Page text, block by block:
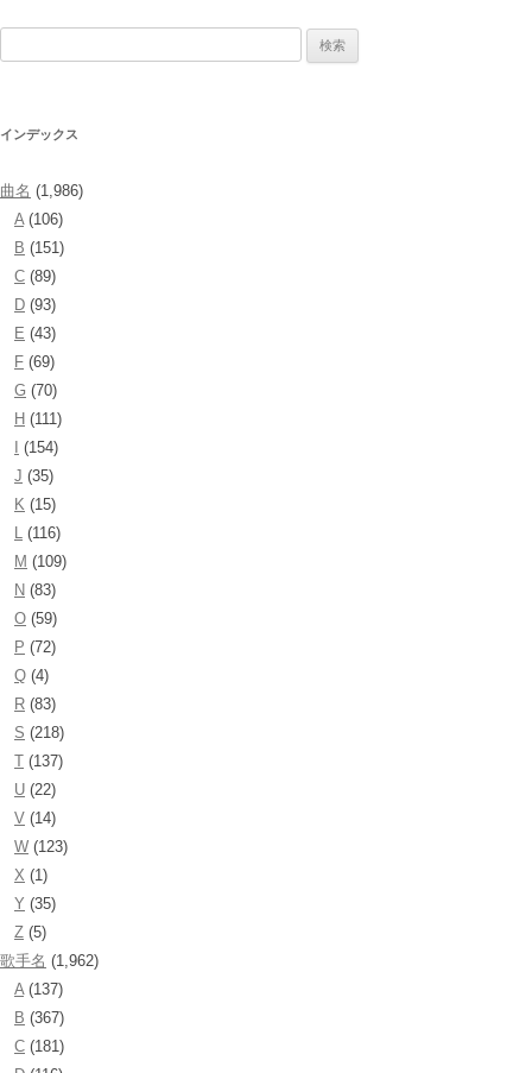
インデックス
曲名 (1,986)
A (106)
B (151)
C (89)
D (93)
E (43)
F (69)
G (70)
H (111)
(154)
J (35)
K (15)
(116)
M (109)
N (83)
O (59)
P (72)
Q (4)
R (83)
S (218)
T (137)
U (22)
V (14)
W (123)
X (1)
Y (35)
Z (5)
歌手名 (1,962)
A (137)
B (367)
C (181)